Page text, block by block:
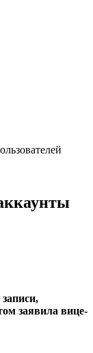
заявила вице-